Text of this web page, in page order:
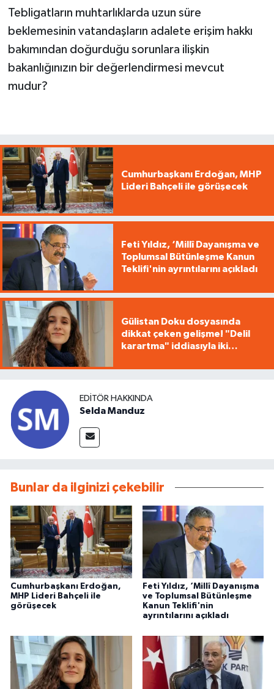
Tebligatların muhtarlıklarda uzun süre
beklemesinin vatandaşların adalete erişim hakkı
bakımından doğurduğu sorunlara ilişkin
bakanlığınızın bir değerlendirmesi mevcut
mudur?
Cumhurbaşkanı Erdoğan, MHP
Lideri Bahçeli ile görüşecek
Feti Yıldız, ‘Millî Dayanışma ve
Toplumsal Bütünleşme Kanun
Teklifi'nin ayrıntılarını açıkladı
Gülistan Doku dosyasında
dikkat çeken gelişme! "Delil
karartma" iddiasıyla iki
EDITÖR HAKKINDA
Selda Manduz
Bunlar da ilginizi çekebilir
Cumhurbaşkanı Erdoğan,
MHP Lideri Bahçeli ile
görüşecek
Feti Yıldız, ‘Millî Dayanışma
ve Toplumsal Bütünleşme
Kanun Teklifi'nin
ayrıntılarını açıkladı